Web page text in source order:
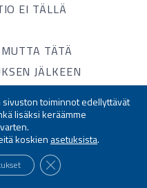
EI TÄLLÄ
TÄTÄ
JÄLKEEN
sivuston toiminnot edellyttävät
lisäksi keräämme
koskien asetuksista.
SULJE